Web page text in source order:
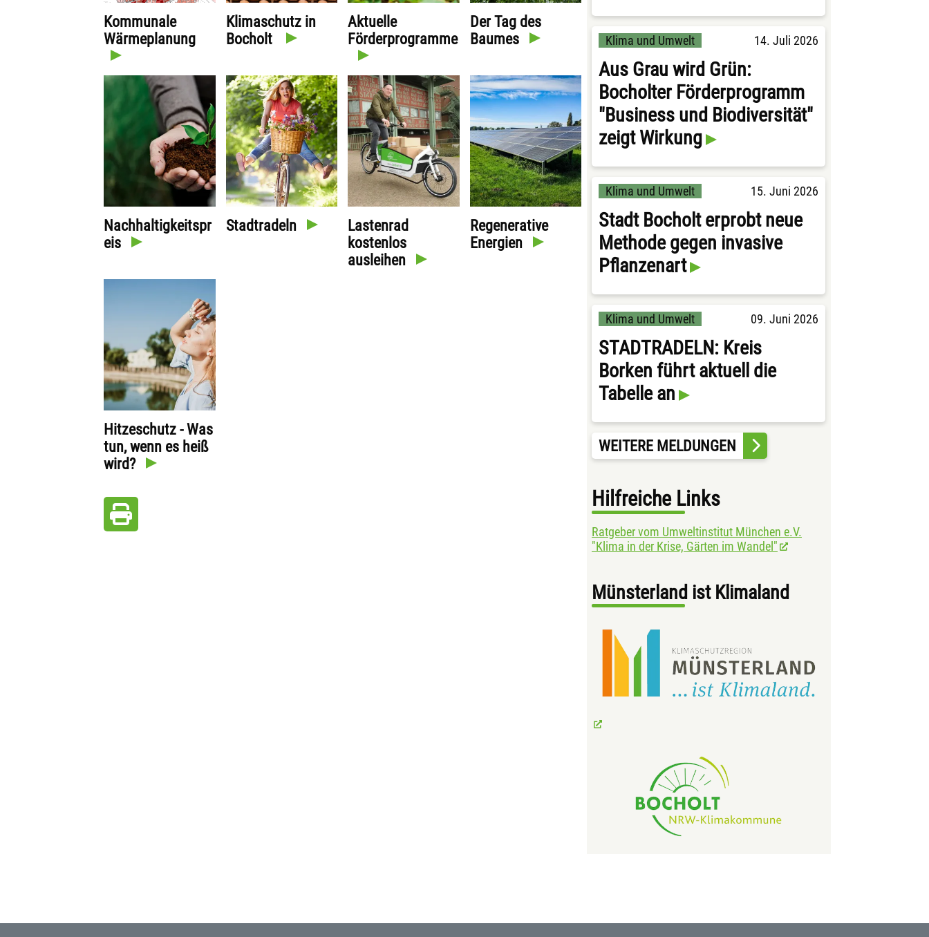
Kommunale
Wärmeplanung
Klimaschutz in
Bocholt
Aktuelle
Förderprogramme
Der Tag des
Baumes
Nachhaltigkeitspr
eis
Stadtradeln
Lastenrad
kostenlos
ausleihen
Regenerative
Energien
Hitzeschutz - Was
tun, wenn es heiß
wird?
Klima und Umwelt 14. Juli 2026
Aus Grau wird Grün:
Bocholter Förderprogramm
"Business und Biodiversität"
zeigt Wirkung
Klima und Umwelt 15. Juni 2026
Stadt Bocholt erprobt neue
Methode gegen invasive
Pflanzenart
Klima und Umwelt 09. Juni 2026
STADTRADELN: Kreis
Borken führt aktuell die
Tabelle an
WEITERE MELDUNGEN
Hilfreiche Links
Ratgeber vom Umweltinstitut München e.V.
"Klima in der Krise, Gärten im Wandel"
Münsterland ist Klimaland